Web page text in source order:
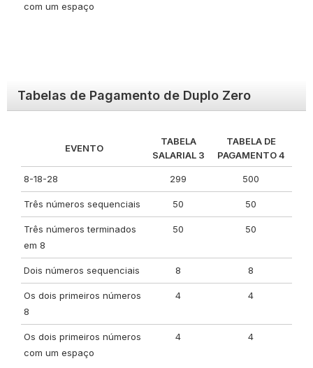
com um espaço
Tabelas de Pagamento de Duplo Zero
EVENTO
TABELA
SALARIAL 3
TABELA DE
PAGAMENTO 4
8-18-28 299 500
Três números sequenciais 50 50
Três números terminados
em 8
50 50
Dois números sequenciais 8 8
Os dois primeiros números
8
4 4
Os dois primeiros números
com um espaço
4 4